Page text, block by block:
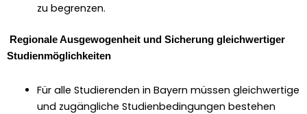
zu begren­zen.
Regionale Aus­ge­wogen­heit und Sicherung gle­ich­w­er­tiger
Stu­di­en­möglichkeit­en
Für alle Studieren­den in Bay­ern müssen gle­ich­w­er­tige
und zugängliche Stu­di­enbe­din­gun­gen beste­hen